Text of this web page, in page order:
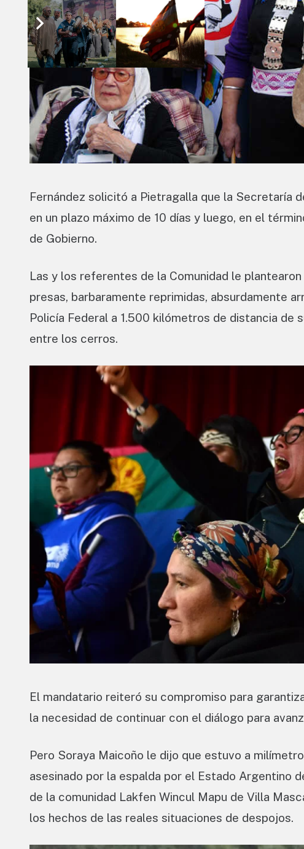
Fernández solicitó a Pietragalla que la Secretaría
en un plazo máximo de 10 días y luego, en el
de Gobierno.
Las y los referentes de la Comunidad le
presas, barbaramente reprimidas, absurdamente
Policía Federal a 1.500 kilómetros de distancia
entre los cerros.
El mandatario reiteró su compromiso para
la necesidad de continuar con el diálogo para
Pero Soraya Maicoño le dijo que estuvo a
asesinado por la espalda por el Estado Argentino
de la comunidad Lakfen Wincul Mapu de Villa
los hechos de las reales situaciones de despojos.